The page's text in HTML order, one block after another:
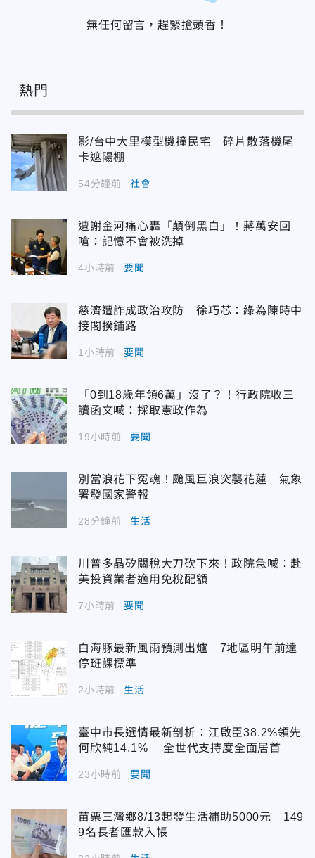
無任何留言，趕緊搶頭香！
熱門
影/台中大里模型機撞民宅 碎片散落機尾
卡遮陽棚
54分鐘前 社會
遭謝金河痛心轟「顛倒黑白」！蔣萬安回
嗆：記憶不會被洗掉
4小時前 要聞
慈濟遭詐成政治攻防 徐巧芯：綠為陳時中
接閣揆鋪路
1小時前 要聞
「0到18歲年領6萬」沒了？！行政院收三
讀函文喊：採取憲政作為
19小時前 要聞
別當浪花下冤魂！颱風巨浪突襲花蓮 氣象
署發國家警報
28分鐘前 生活
川普多晶矽關稅大刀砍下來！政院急喊：赴
美投資業者適用免稅配額
7小時前 要聞
白海豚最新風雨預測出爐 7地區明午前達
停班課標準
2小時前 生活
臺中市長選情最新剖析：江啟臣38.2%領先
何欣純14.1% 全世代支持度全面居首
23小時前 要聞
苗栗三灣鄉8/13起發生活補助5000元 149
9名長者匯款入帳